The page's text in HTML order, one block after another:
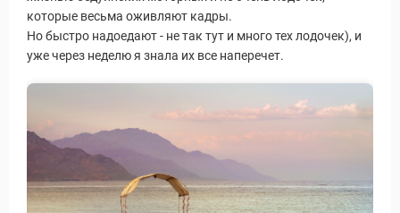
которые весьма оживляют кадры.
Но быстро надоедают - не так тут и много тех лодочек), и
уже через неделю я знала их все наперечет.